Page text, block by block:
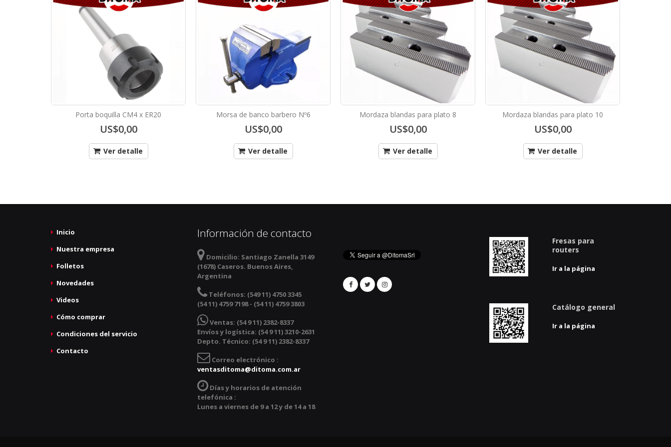
Porta boquilla CM4 x ER20
US$0,00
Ver detalle
Morsa de banco barbero Nº6
US$0,00
Ver detalle
Mordaza blandas para plato 8
US$0,00
Ver detalle
Mordaza blandas para plato 10
US$0,00
Ver detalle
Inicio
Nuestra empresa
Folletos
Novedades
Videos
Cómo comprar
Condiciones del servicio
Contacto
Información de contacto
Domicilio: Santiago Zanella 3149
(1678) Caseros. Buenos Aires,
Argentina
Teléfonos: (549 11) 4750 3345
(54 11) 4759 7198 - (54 11) 4759 3803
Ventas: (54 9 11) 2382-8337
Envíos y logística: (54 9 11) 3210-2631
Depto. Técnico: (54 9 11) 2382-8337
Correo electrónico :
ventasditoma@ditoma.com.ar
Días y horarios de atención
telefónica :
Lunes a viernes de 9 a 12 y de 14 a 18
Fresas para
routers
Ir a la página
Catálogo general
Ir a la página